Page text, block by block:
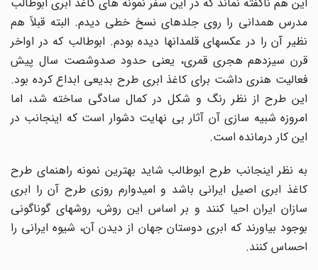
مدرس همدانی را روی جلدهای نسخ خطی دیدم. البته قبلاً هم
نظیر آن را در عکسهای قلمدانها دیده بودم. ابوطالب که در اواخر
قرن سیزدهم هجری قمری، یعنی حدود صدوشصت سال پیش
فعالیت هنری داشت برای کاغذ ابری طرح بدیعی ابداع کرده بود.
این طرح از نظر رنگ و شکل در کمال سادگی ساخته شد، اما
امروزه شبیه سازی آن آثار بی نهایت دشوار است که اینجانب در
این کار درمانده است.
به نظر اینجانب طرح ابوطالب شاید بهترین نمونه راهنمای طرح
کاغذ ابری اصیل ایرانی باشد و امیدوارم روزی طرح آن را ابری
سازان ایران احیا کنند و بر اساس این روش، روشهای گوناگونی
بوجود بیاورند که ابری دوستان جهان از دیدن آن، شیوه ایرانی را
احساس کنند.